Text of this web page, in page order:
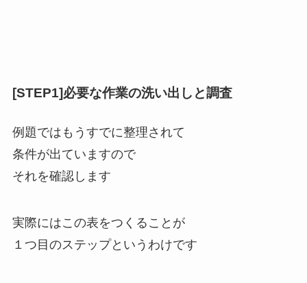
[STEP1]必要な作業の洗い出しと調査
例題ではもうすでに整理されて
条件が出ていますので
それを確認します
実際にはこの表をつくることが
１つ目のステップというわけです